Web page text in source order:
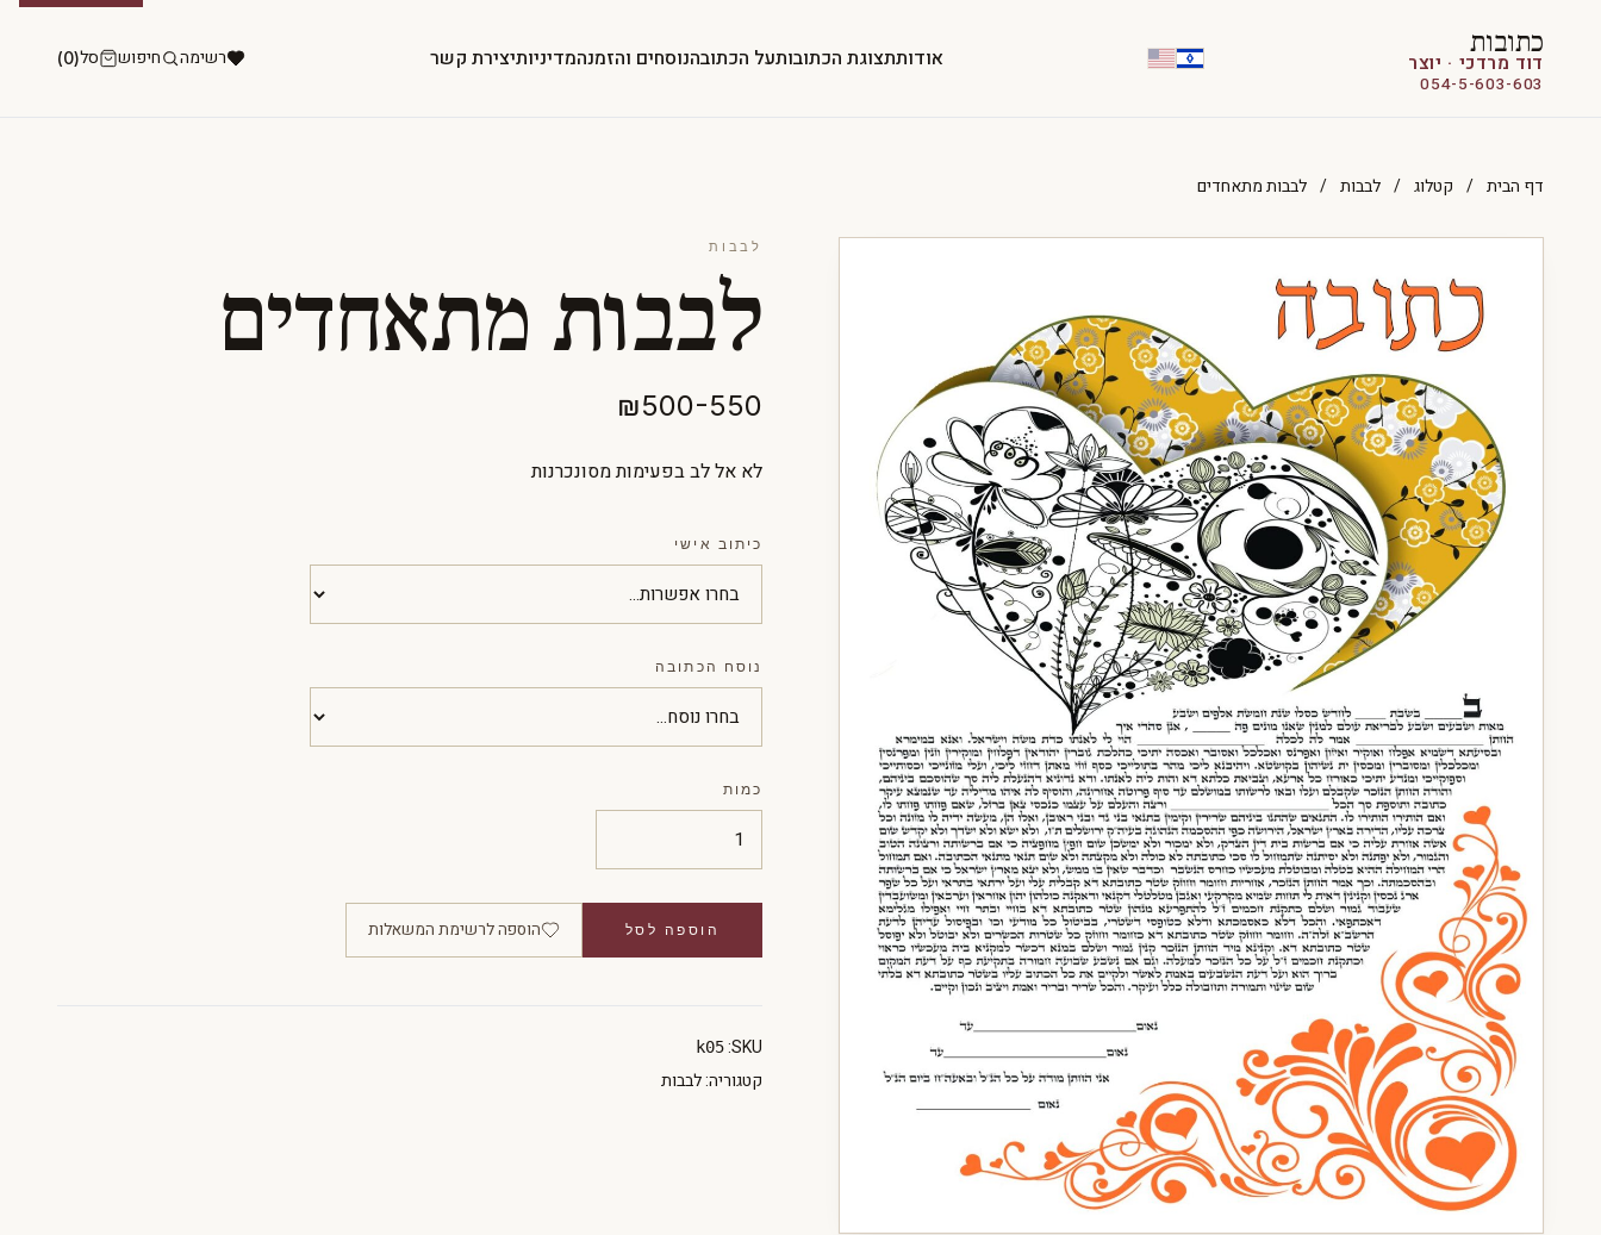
כתובות
דוד מרדכי · יוצר
054-5-603-603
אודותתצוגת הכתובותעל הכתובהנוסחים והזמנהמדיניותיצירת קשר רשימה חיפוש סל(0)
דף הבית / קטלוג / לבבות / לבבות מתאחדים
לבבות
לבבות מתאחדים
₪500-550
לא אל לב בפעימות מסונכרנות
כיתוב אישי
נוסח הכתובה
כמות
הוספה לסל הוספה לרשימת המשאלות
SKU:
k05
קטגוריה:לבבות